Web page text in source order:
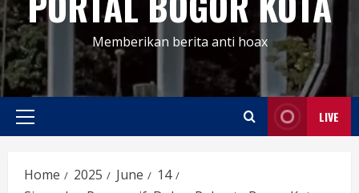
Memberikan berita anti hoax
Primary
LIVE
Home 2025 June
14